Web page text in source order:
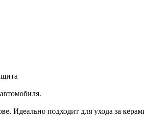
Идеально подходит для ухода за